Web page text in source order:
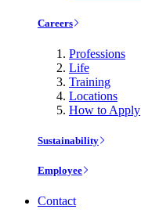
Careers
Professions
Life
Training
Locations
How to Apply
Sustainability
Employee
Contact